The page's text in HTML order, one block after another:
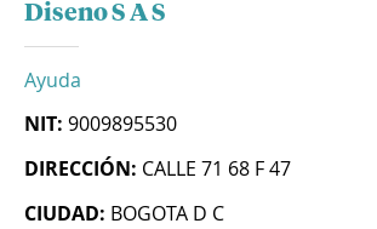
Diseno S A S
Ayuda
NIT: 9009895530
DIRECCIÓN: CALLE 71 68 F 47
CIUDAD: BOGOTA D C